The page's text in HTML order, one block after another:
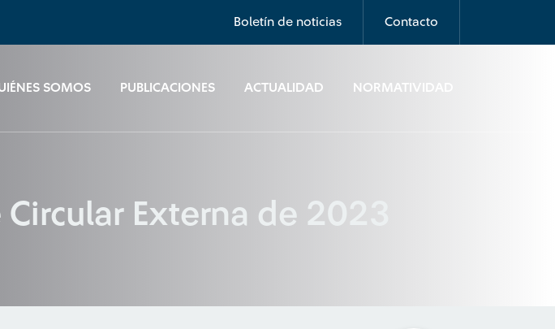
Boletín de noticias Contacto
SOMOS PUBLICACIONES ACTUALIDAD NORMATIVIDAD
Externa de 2023